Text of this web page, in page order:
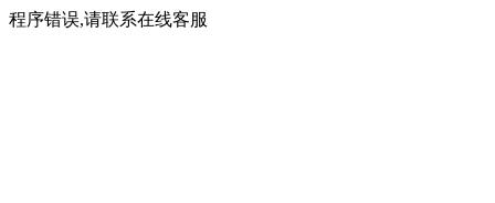
程序错误,请联系在线客服